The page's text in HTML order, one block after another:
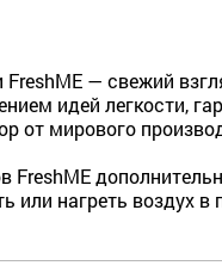
— свежий
идей легкости,
от мирового
FreshME
или нагреть воздух